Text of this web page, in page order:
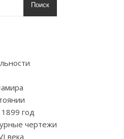
Поиск
1899 год
чертежи
века